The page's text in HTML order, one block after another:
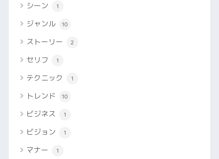
シーン 1
ジャンル 10
ストーリー 2
セリフ 1
テクニック 1
トレンド 10
ビジネス 1
ビジョン 1
マナー 1